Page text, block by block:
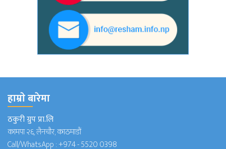
हाम्राे बारेमा
ठकुरी ग्रुप प्रा.लि
कामपा २६, लैनचौर, काठमाडौं
Call/WhatsApp :+974 - 5520 0398